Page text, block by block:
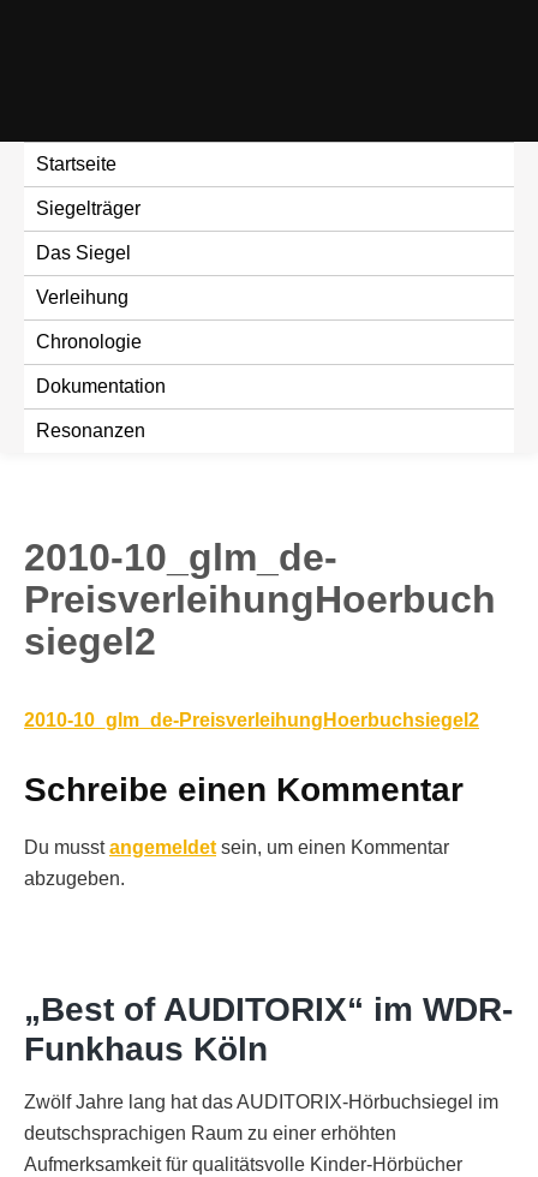
Startseite
Siegelträger
Das Siegel
Verleihung
Chronologie
Dokumentation
Resonanzen
2010-10_glm_de-
PreisverleihungHoerbuch
siegel2
2010-10_glm_de-PreisverleihungHoerbuchsiegel2
Schreibe einen Kommentar
Du musstangemeldet sein, um einen Kommentar
abzugeben.
„Best of AUDITORIX“ im WDR-
Funkhaus Köln
Zwölf Jahre lang hat das AUDITORIX-Hörbuchsiegel im
deutschsprachigen Raum zu einer erhöhten
Aufmerksamkeit für qualitätsvolle Kinder-Hörbücher